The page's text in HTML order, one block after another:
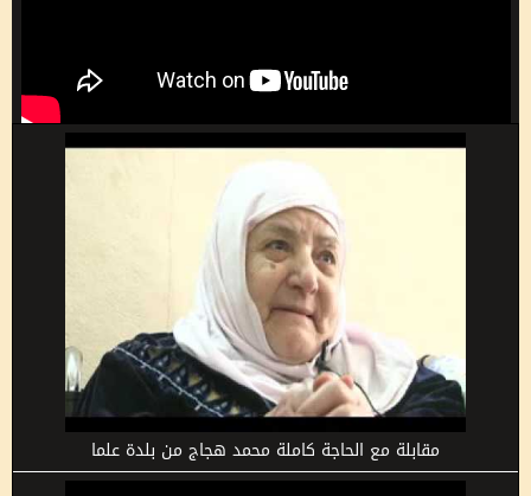
مقابلة مع الحاجة كاملة محمد هجاج من بلدة علما